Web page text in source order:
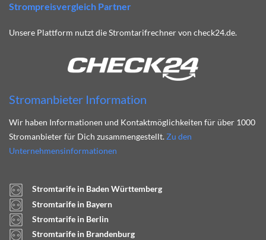
Strompreisvergleich Partner
Unsere Plattform nutzt die Stromtarifrechner von check24.de.
Stromanbieter Information
Wir haben Informationen und Kontaktmöglichkeiten für über 1000
Stromanbieter für Dich zusammengestellt. Zu den
Unternehmensinformationen
Stromtarife in Baden Württemberg
Stromtarife in Bayern
Stromtarife in Berlin
Stromtarife in Brandenburg